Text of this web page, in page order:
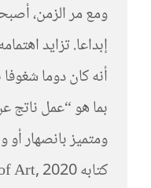
ومع مر الزمن،
إبداعا. تزايد
أنه كان دوما
بما هو “عمل
ومتميز بانصهار